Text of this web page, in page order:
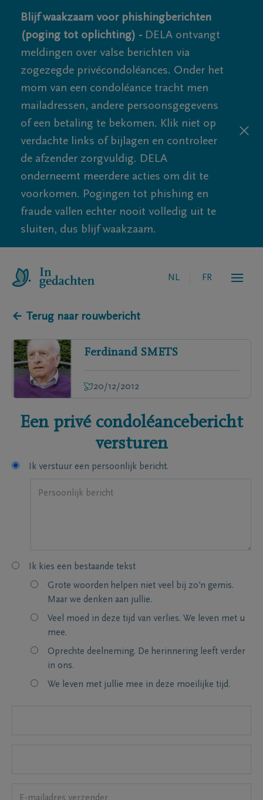
Blijf waakzaam voor phishingberichten
(poging tot oplichting) - DELA ontvangt
meldingen over valse berichten via
zogezegde privécondoléances. Onder het
mom van een condoléance tracht men
mailadressen, andere persoonsgegevens
of een betaling te bekomen. Klik niet op
verdachte links of bijlagen en controleer
de afzender zorgvuldig. DELA
onderneemt meerdere acties om dit te
voorkomen. Pogingen tot phishing en
fraude vallen echter nooit volledig uit te
sluiten, dus blijf waakzaam.
NL FR
← Terug naar rouwbericht
Ferdinand SMETS
20/12/2012
Een privé condoléancebericht
versturen
Ik verstuur een persoonlijk bericht.
Ik kies een bestaande tekst
Grote woorden helpen niet veel bij zo’n gemis.
Maar we denken aan jullie.
Veel moed in deze tijd van verlies. We leven met u
mee.
Oprechte deelneming. De herinnering leeft verder
in ons.
We leven met jullie mee in deze moeilijke tijd.